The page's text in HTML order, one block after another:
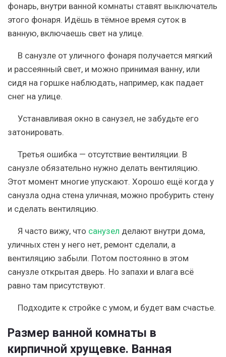
фонарь, внутри ванной комнаты ставят выключатель
этого фонаря. Идёшь в тёмное время суток в
ванную, включаешь свет на улице.
В санузле от уличного фонаря получается мягкий
и рассеянный свет, и можно принимая ванну, или
сидя на горшке наблюдать, например, как падает
снег на улице.
Устанавливая окно в санузел, не забудьте его
затонировать.
Третья ошибка — отсутствие вентиляции. В
санузле обязательно нужно делать вентиляцию.
Этот момент многие упускают. Хорошо ещё когда у
санузла одна стена уличная, можно пробурить стену
и сделать вентиляцию.
Я часто вижу, что санузел делают внутри дома,
уличных стен у него нет, ремонт сделали, а
вентиляцию забыли. Потом постоянно в этом
санузле открытая дверь. Но запахи и влага всё
равно там присутствуют.
Подходите к стройке с умом, и будет вам счастье.
Размер ванной комнаты в
кирпичной хрущевке. Ванная